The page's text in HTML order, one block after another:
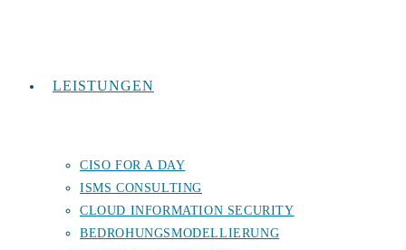
LEISTUNGEN
CISO FOR A DAY
ISMS CONSULTING
CLOUD INFORMATION SECURITY
BEDROHUNGSMODELLIERUNG